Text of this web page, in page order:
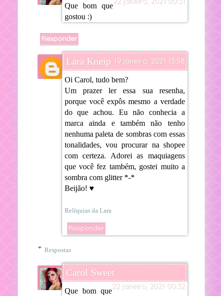
Que bom que
gostou :)
Responder
Lara Kneip 19 janeiro, 2021 13:58
Oi Carol, tudo bem?
Um prazer ler essa sua resenha,
porque você expôs mesmo a verdade
do que achou. Eu não conhecia a
marca ainda e também não tenho
nenhuma paleta de sombras com essas
tonalidades, vou procurar na shopee
com certeza. Adorei as maquiagens
que você fez também, gostei muito a
sombra com glitter *-*
Beijão! ♥
Relíquias da Lara
Responder
Respostas
Carol Sweet
22 janeiro, 2021 00:32
Que bom que